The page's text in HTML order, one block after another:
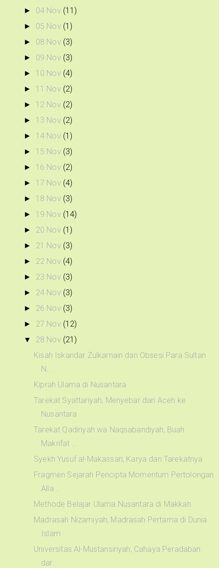
► 04 Nov (11)
► 05 Nov (1)
► 08 Nov (3)
► 09 Nov (3)
► 10 Nov (4)
► 11 Nov (2)
► 12 Nov (2)
► 13 Nov (2)
► 14 Nov (1)
► 15 Nov (3)
► 16 Nov (2)
► 17 Nov (4)
► 18 Nov (3)
► 19 Nov (14)
► 20 Nov (1)
► 21 Nov (3)
► 22 Nov (4)
► 23 Nov (3)
► 24 Nov (3)
► 26 Nov (3)
► 27 Nov (12)
▼ 28 Nov (21)
Kisah Iskandar Zulkarnain dan Obsesi Para Sultan
N...
Kiprah Ulama di Nusantara
Tarekat Syattariyah, Menyebar dari Aceh ke
Nusantara
Tarekat Qadiriyah wa Naqsabandiyah, Buah
Makrifat ...
Syekh Yusuf al-Makassari, Karya dan Tarekatnya
Fragmen Sejarah Pencipta Momentum Pertolongan
Alla...
Methode Belajar Ulama Nusantara di Makkah
Madrasah Nizamiyah, Madrasah Pertama di Dunia
Islam
Universitas Al-Mustansiriyah, Cahaya Peradaban
dar...